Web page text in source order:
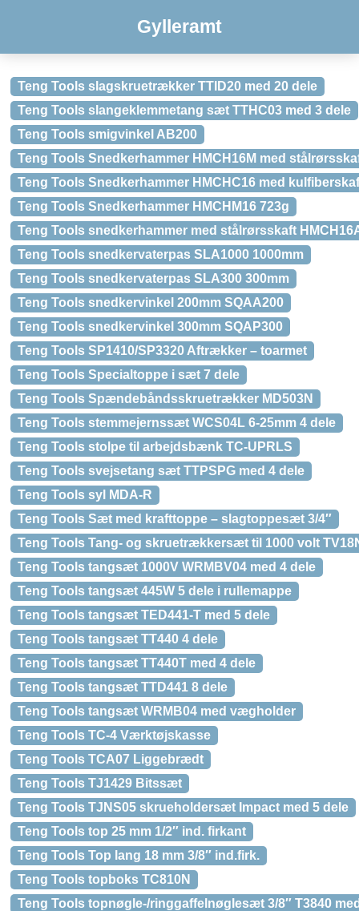
Gylleramt
Teng Tools slagskruetrækker TTID20 med 20 dele
Teng Tools slangeklemmetang sæt TTHC03 med 3 dele
Teng Tools smigvinkel AB200
Teng Tools Snedkerhammer HMCH16M med
Teng Tools Snedkerhammer HMCHC16 med
Teng Tools Snedkerhammer HMCHM16 723g
Teng Tools snedkerhammer med stålrørsskaft
Teng Tools snedkervaterpas SLA1000 1000mm
Teng Tools snedkervaterpas SLA300 300mm
Teng Tools snedkervinkel 200mm SQAA200
Teng Tools snedkervinkel 300mm SQAP300
Teng Tools SP1410/SP3320 Aftrækker – toarmet
Teng Tools Specialtoppe i sæt 7 dele
Teng Tools Spændebåndsskruetrækker MD503N
Teng Tools stemmejernssæt WCS04L 6-25mm 4 dele
Teng Tools stolpe til arbejdsbænk TC-UPRLS
Teng Tools svejsetang sæt TTPSPG med 4 dele
Teng Tools syl MDA-R
Teng Tools Sæt med krafttoppe – slagtoppesæt 3/4″
Teng Tools Tang- og skruetrækkersæt til 1000 volt
Teng Tools tangsæt 1000V WRMBV04 med 4 dele
Teng Tools tangsæt 445W 5 dele i rullemappe
Teng Tools tangsæt TED441-T med 5 dele
Teng Tools tangsæt TT440 4 dele
Teng Tools tangsæt TT440T med 4 dele
Teng Tools tangsæt TTD441 8 dele
Teng Tools tangsæt WRMB04 med vægholder
Teng Tools TC-4 Værktøjskasse
Teng Tools TCA07 Liggebrædt
Teng Tools TJ1429 Bitssæt
Teng Tools TJNS05 skrueholdersæt Impact med 5 dele
Teng Tools top 25 mm 1/2″ ind. firkant
Teng Tools Top lang 18 mm 3/8″ ind.firk.
Teng Tools topboks TC810N
Teng Tools topnøgle-/ringgaffelnøglesæt 3/8″ T3840